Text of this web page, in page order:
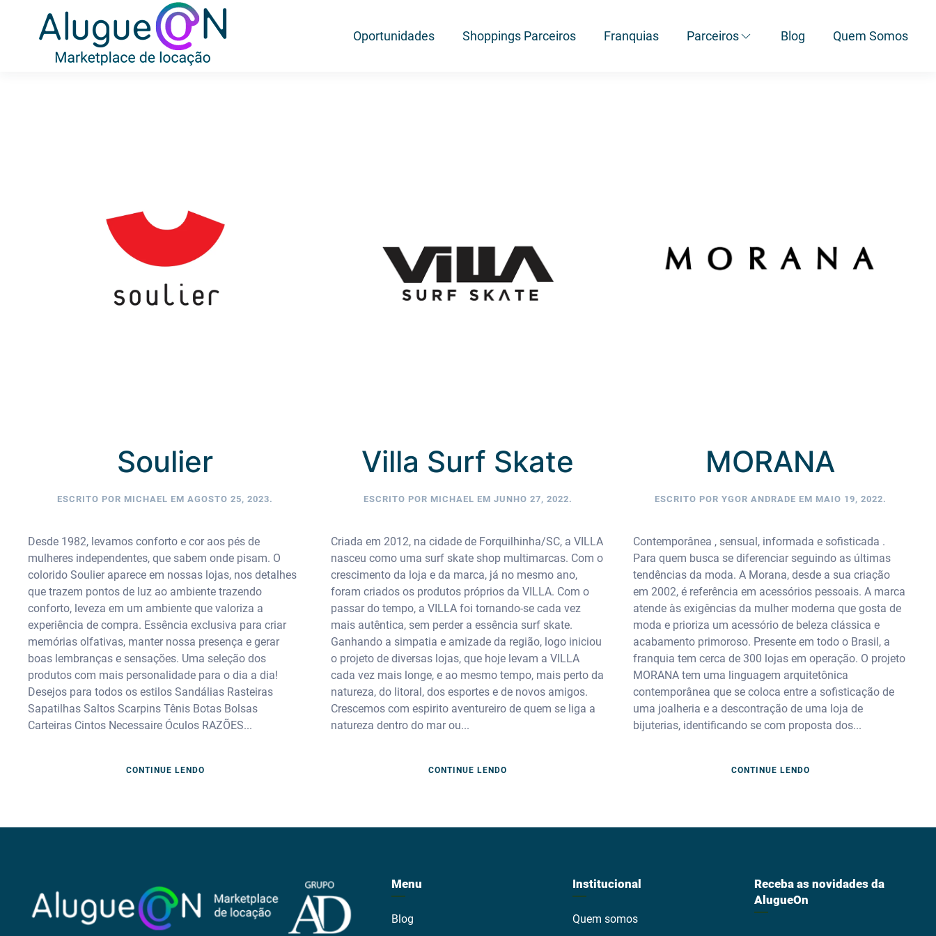
Oportunidades Shoppings Parceiros Franquias Parceiros Blog Quem Somos
Soulier
ESCRITO POR MICHAEL EMAGOSTO 25, 2023.
Desde 1982, levamos conforto e cor aos pés de
mulheres independentes, que sabem onde pisam. O
colorido Soulier aparece em nossas lojas, nos detalhes
que trazem pontos de luz ao ambiente trazendo
conforto, leveza em um ambiente que valoriza a
experiência de compra. Essência exclusiva para criar
memórias olfativas, manter nossa presença e gerar
boas lembranças e sensações. Uma seleção dos
produtos com mais personalidade para o dia a dia!
Desejos para todos os estilos Sandálias Rasteiras
Sapatilhas Saltos Scarpins Tênis Botas Bolsas
Carteiras Cintos Necessaire Óculos RAZÕES...
CONTINUE LENDO
Villa Surf Skate
ESCRITO POR MICHAEL EM JUNHO 27, 2022.
Criada em 2012, na cidade de Forquilhinha/SC, a VILLA
nasceu como uma surf skate shop multimarcas. Com o
crescimento da loja e da marca, já no mesmo ano,
foram criados os produtos próprios da VILLA. Com o
passar do tempo, a VILLA foi tornando-se cada vez
mais autêntica, sem perder a essência surf skate.
Ganhando a simpatia e amizade da região, logo iniciou
o projeto de diversas lojas, que hoje levam a VILLA
cada vez mais longe, e ao mesmo tempo, mais perto da
natureza, do litoral, dos esportes e de novos amigos.
Crescemos com espirito aventureiro de quem se liga a
natureza dentro do mar ou...
CONTINUE LENDO
MORANA
ESCRITO POR YGOR ANDRADE EM MAIO 19, 2022.
Contemporânea , sensual, informada e sofisticada .
Para quem busca se diferenciar seguindo as últimas
tendências da moda. A Morana, desde a sua criação
em 2002, é referência em acessórios pessoais. A marca
atende às exigências da mulher moderna que gosta de
moda e prioriza um acessório de beleza clássica e
acabamento primoroso. Presente em todo o Brasil, a
franquia tem cerca de 300 lojas em operação. O projeto
MORANA tem uma linguagem arquitetônica
contemporânea que se coloca entre a sofisticação de
uma joalheria e a descontração de uma loja de
bijuterias, identificando se com proposta dos...
CONTINUE LENDO
Menu
Blog
Institucional
Quem somos
Receba as novidades da
AlugueOn